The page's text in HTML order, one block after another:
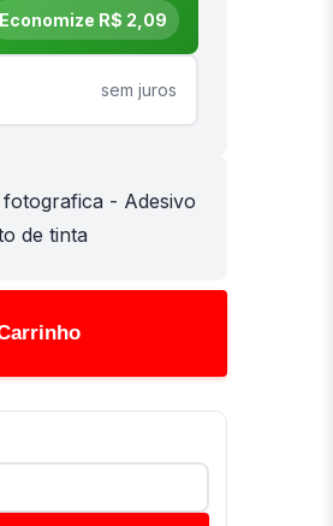
Economize R$ 2,09
sem juros
- Adesivo
de tinta